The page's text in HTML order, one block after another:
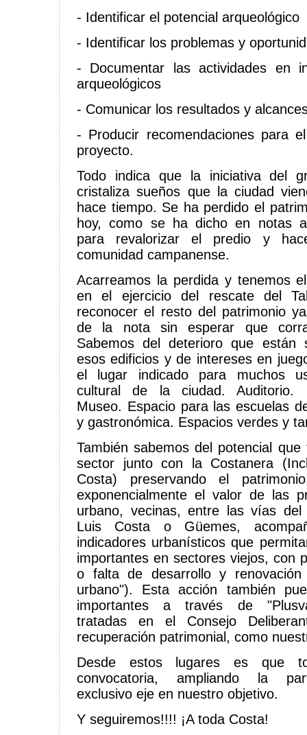
- Identificar el potencial arqueológico
- Identificar los problemas y
- Documentar las actividades en
arqueológicos
- Comunicar los resultados y
- Producir recomendaciones para
proyecto.
Todo indica que la iniciativa del
cristaliza sueños que la ciudad
hace tiempo. Se ha perdido el
hoy, como se ha dicho en notas
para revalorizar el predio y
comunidad campanense.
Acarreamos la perdida y tenemos
en el ejercicio del rescate del
reconocer el resto del patrimonio
de la nota sin esperar que
Sabemos del deterioro que están
esos edificios y de intereses en
el lugar indicado para muchos
cultural de la ciudad. Auditorio.
Museo. Espacio para las escuelas
y gastronómica. Espacios verdes y
También sabemos del potencial
sector junto con la Costanera
Costa) preservando el
exponencialmente el valor de las
urbano, vecinas, entre las vías
Luis Costa o Güemes,
indicadores urbanísticos que
importantes en sectores viejos, con
o falta de desarrollo y renovación
urbano"). Esta acción también
importantes a través de
tratadas en el Consejo
recuperación patrimonial, como
Desde estos lugares es que
convocatoria, ampliando la
exclusivo eje en nuestro objetivo.
Y seguiremos!!!! ¡A toda Costa!